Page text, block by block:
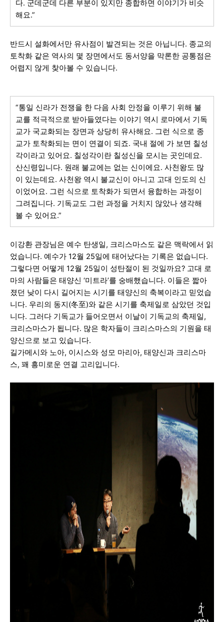
다. 군데군데 다른 부분이 있지만 종합하면 이야기가 비슷
해요.”
반드시 설화에서만 유사점이 발견되는 것은 아닙니다. 종교의
토착화 같은 역사의 몇 장면에서도 동서양을 막론한 공통점은
어렵지 않게 찾아볼 수 있습니다.
“통일 신라가 전쟁을 한 다음 사회 안정을 이루기 위해 불
교를 적극적으로 받아들였다는 이야기 역시 로마에서 기독
교가 국교화되는 장면과 상당히 유사해요. 그런 식으로 종
교가 토착화되는 면이 연결이 되죠. 국내 절에 가 보면 칠성
각이라고 있어요. 칠성각이란 칠성신을 모시는 곳인데요.
산신령입니다. 원래 불교에는 없는 신이에요. 사천왕도 많
이 있는데요. 사천왕 역시 불교신이 아니고 고대 인도의 신
이었어요. 그런 식으로 토착화가 되면서 융합하는 과정이
그려집니다. 기독교도 그런 과정을 거치지 않았나 생각해
볼 수 있어요.”
이강환 관장님은 예수 탄생일, 크리스마스도 같은 맥락에서 읽
었습니다. 예수가 12월 25일에 태어났다는 기록은 없습니다.
그렇다면 어떻게 12월 25일이 성탄절이 된 것일까요? 고대 로
마의 사람들은 태양신 ‘미트라’를 숭배했습니다. 이들은 짧아
졌던 낮이 다시 길어지는 시기를 태양신의 축복이라고 믿었습
니다. 우리의 동지(冬至)와 같은 시기를 축제일로 삼았던 것입
니다. 그러다 기독교가 들어오면서 이날이 기독교의 축제일,
크리스마스가 됩니다. 많은 학자들이 크리스마스의 기원을 태
양신으로 보고 있습니다.
길가메시와 노아, 이시스와 성모 마리아, 태양신과 크리스마
스, 꽤 흥미로운 연결 고리입니다.